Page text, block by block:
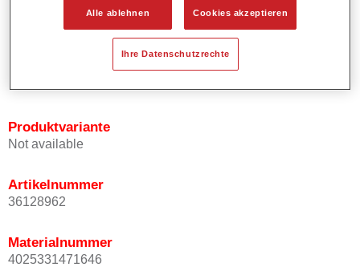
1,5 Spritzgängen.
Bietet ein gutes Standvermögen.
Verfügt über ein hohes Deckvermögen.
Besitzt eine hohe Farbtongenauigkeit.
Produktvariante
Not available
Artikelnummer
36128962
Materialnummer
4025331471646
Alle ablehnen Cookies akzeptieren
Ihre Datenschutzrechte